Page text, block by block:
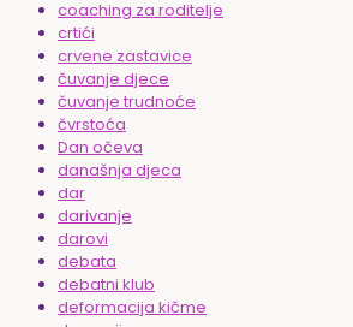
coaching za roditelje
crtići
crvene zastavice
čuvanje djece
čuvanje trudnoće
čvrstoća
Dan očeva
današnja djeca
dar
darivanje
darovi
debata
debatni klub
deformacija kičme